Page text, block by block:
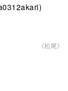
《松尾》